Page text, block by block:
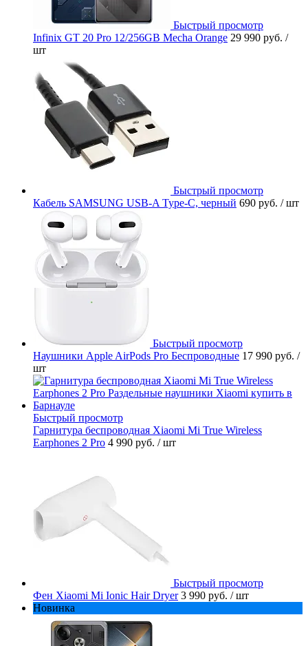
Быстрый просмотр
Infinix GT 20 Pro 12/256GB Mecha Orange 29 990 руб. /
шт
Быстрый просмотр
Кабель SAMSUNG USB-A Type-C, черный 690 руб. / шт
Быстрый просмотр
Наушники Apple AirPods Pro Беспроводные 17 990 руб. /
шт
Быстрый просмотр
Гарнитура беспроводная Xiaomi Mi True Wireless
Earphones 2 Pro 4 990 руб. / шт
Быстрый просмотр
Фен Xiaomi Mi Ionic Hair Dryer 3 990 руб. / шт
Новинка